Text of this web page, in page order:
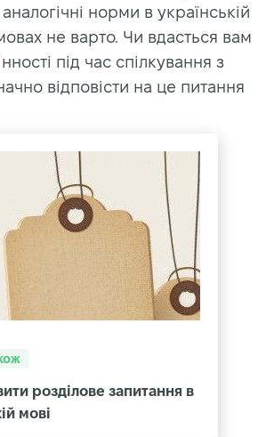
норми в українській
не варто. Чи вдасться вам
під час спілкування з
відповісти на це питання
розділове запитання в
мові